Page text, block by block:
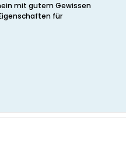
mit gutem Gewissen
für